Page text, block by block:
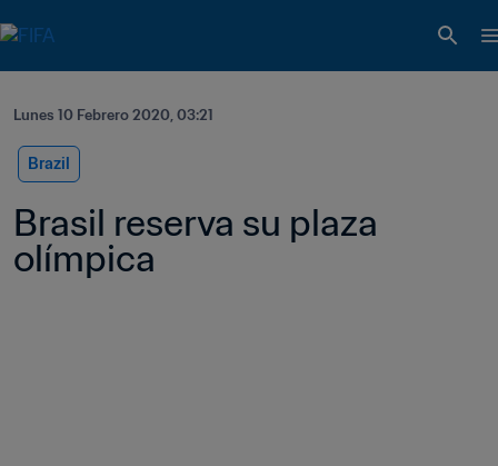
Lunes 10 Febrero 2020, 03:21
Brazil
Brasil reserva su plaza
olímpica